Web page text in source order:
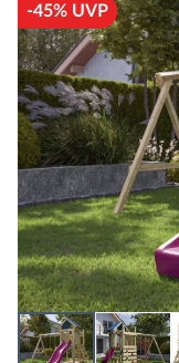
-45% UVP